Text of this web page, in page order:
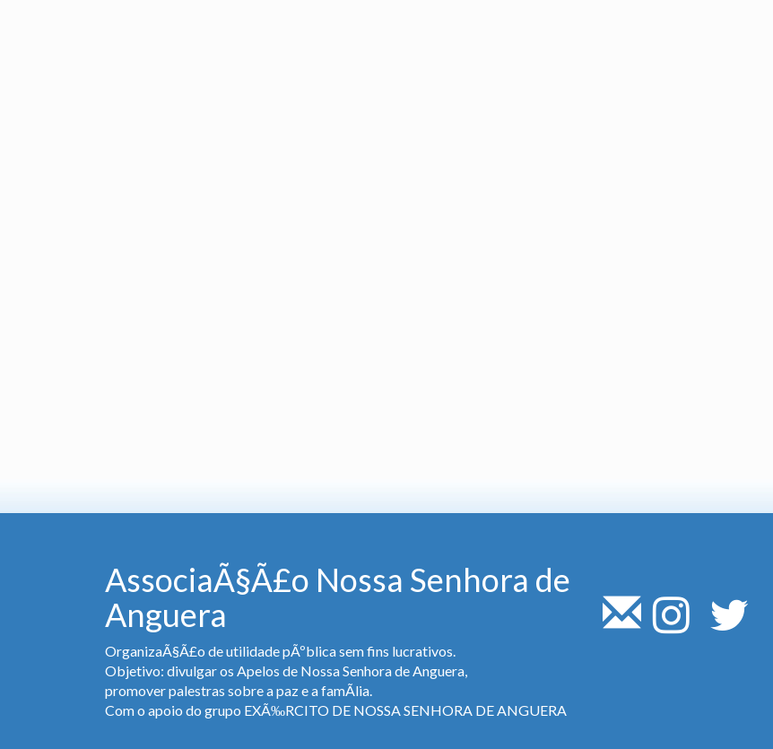
AssociaÃ§Ã£o Nossa Senhora de
Anguera
OrganizaÃ§Ã£o de utilidade pÃºblica sem fins lucrativos.
Objetivo: divulgar os Apelos de Nossa Senhora de Anguera,
promover palestras sobre a paz e a famÃ­lia.
Com o apoio do grupo EXÃ‰RCITO DE NOSSA SENHORA DE ANGUERA